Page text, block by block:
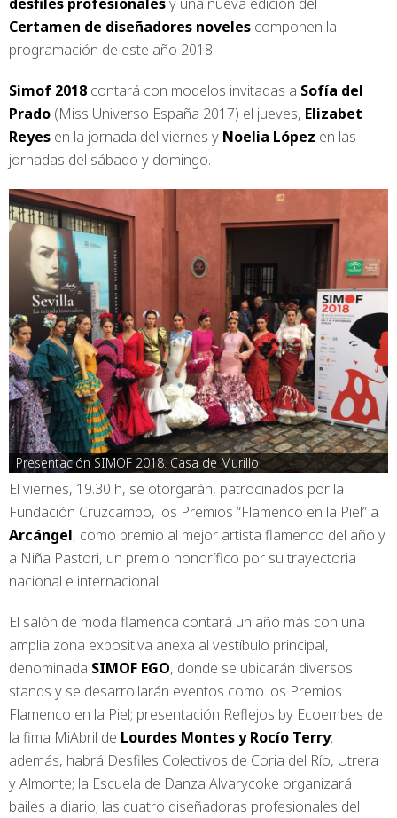
Certamen de diseñadores noveles componen la
programación de este año 2018.
Simof 2018 contará con modelos invitadas a Sofía del
Prado (Miss Universo España 2017) el jueves, Elizabet
Reyes en la jornada del viernes y Noelia López en las
jornadas del sábado y domingo.
Presentación SIMOF 2018. Casa de Murillo
El viernes, 19.30 h, se otorgarán, patrocinados por la
Fundación Cruzcampo, los Premios “Flamenco en la Piel” a
Arcángel, como premio al mejor artista flamenco del año y
a Niña Pastori, un premio honorífico por su trayectoria
nacional e internacional.
El salón de moda flamenca contará un año más con una
amplia zona expositiva anexa al vestíbulo principal,
denominada SIMOF EGO, donde se ubicarán diversos
stands y se desarrollarán eventos como los Premios
Flamenco en la Piel; presentación Reflejos by Ecoembes de
la fima MiAbril de Lourdes Montes y Rocío Terry;
además, habrá Desfiles Colectivos de Coria del Río, Utrera
y Almonte; la Escuela de Danza Alvarycoke organizará
bailes a diario; las cuatro diseñadoras profesionales del